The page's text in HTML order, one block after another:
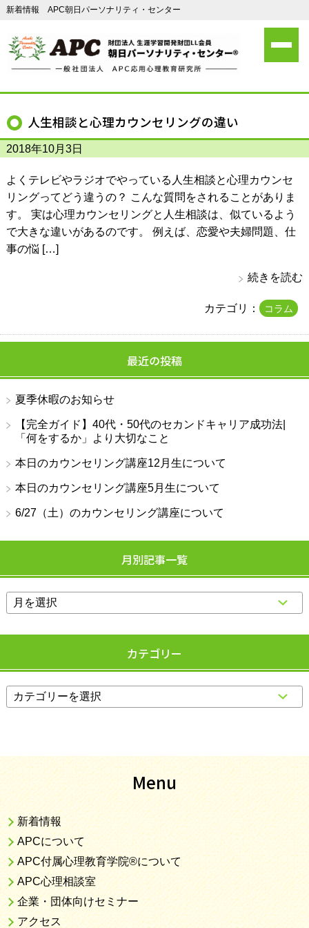
新着情報 APC朝日パーソナリティ・センター
人生相談と心理カウンセリングの違い
2018年10月3日
よくテレビやラジオでやっている人生相談と心理カウンセ
リングってどう違うの？ こんな質問をされることがありま
す。 実は心理カウンセリングと人生相談は、似ているよう
で大きな違いがあるのです。 例えば、恋愛や夫婦問題、仕
事の悩 […]
続きを読む
カテゴリ： コラム
最近の投稿
夏季休暇のお知らせ
【完全ガイド】40代・50代のセカンドキャリア成功法|
「何をするか」より大切なこと
本日のカウンセリング講座12月生について
本日のカウンセリング講座5月生について
6/27（土）のカウンセリング講座について
月別記事一覧
カテゴリー
Menu
新着情報
APCについて
APC付属心理教育学院®について
APC心理相談室
企業・団体向けセミナー
アクセス